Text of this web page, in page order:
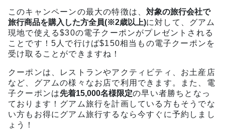
このキャンペーンの最大の特徴は、対象の旅行会社で
旅行商品を購入した方全員(※2歳以上)に対して、グアム
現地で使える$30の電子クーポンがプレゼントされる
ことです！5人で行けば$150相当もの電子クーポンを
受け取ることができますね！
クーポンは、レストランやアクティビティ、お土産店
など、グアムの様々なお店で利用できます。また、電
子クーポンは先着15,000名様限定の早い者勝ちとなっ
ております！グアム旅行を計画している方もそうでな
い方もお得にグアム旅行するなら今すぐに予約しまし
ょう！